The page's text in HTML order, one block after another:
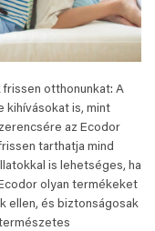
frissen otthonunkat: A
kihívásokat is, mint
az Ecodor
tarthatja mind
is lehetséges, ha
olyan termékeket
ellen, és biztonságosak